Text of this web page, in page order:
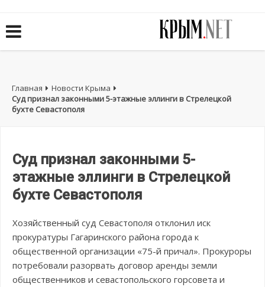
Главная
Новости Крыма
Суд признал законными 5-этажные эллинги в Стрелецкой
бухте Севастополя
Суд признал законными 5-
этажные эллинги в Стрелецкой
бухте Севастополя
Хозяйственный суд Севастополя отклонил иск
прокуратуры Гагаринского района города к
общественной организации «75-й причал». Прокуроры
потребовали разорвать договор аренды земли
общественников и севастопольского горсовета и